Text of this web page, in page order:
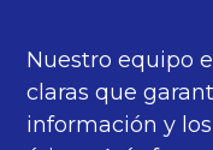
Nuestro equipo
claras que
información y